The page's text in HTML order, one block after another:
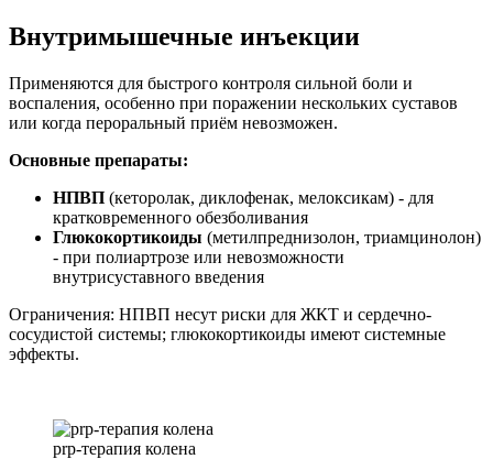
Внутримышечные инъекции
Применяются для быстрого контроля сильной боли и
воспаления, особенно при поражении нескольких суставов
или когда пероральный приём невозможен.
Основные препараты:
НПВП (кеторолак, диклофенак, мелоксикам) - для
кратковременного обезболивания
Глюкокортикоиды (метилпреднизолон, триамцинолон)
- при полиартрозе или невозможности
внутрисуставного введения
Ограничения: НПВП несут риски для ЖКТ и сердечно-
сосудистой системы; глюкокортикоиды имеют системные
эффекты.
prp-терапия колена